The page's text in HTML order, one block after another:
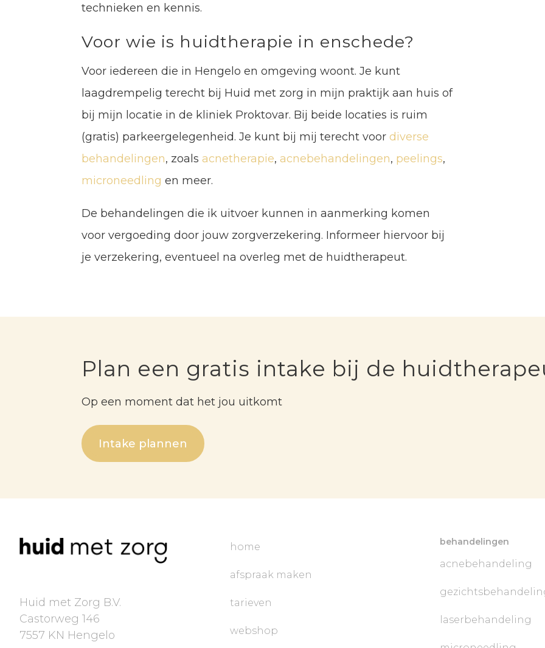
technieken en kennis.
Voor wie is huidtherapie in enschede?
Voor iedereen die in Hengelo en omgeving woont. Je kunt
laagdrempelig terecht bij Huid met zorg in mijn praktijk aan huis of
bij mijn locatie in de kliniek Proktovar. Bij beide locaties is ruim
(gratis) parkeergelegenheid. Je kunt bij mij terecht voordiverse
behandelingen, zoals acnetherapie, acnebehandelingen, peelings,
microneedling en meer.
De behandelingen die ik uitvoer kunnen in aanmerking komen
voor vergoeding door jouw zorgverzekering. Informeer hiervoor bij
je verzekering, eventueel na overleg met de huidtherapeut.
Plan een gratis intake bij de
Op een moment dat het jou uitkomt
Intake plannen
Huid met Zorg B.V.
Castorweg 146
7557 KN Hengelo
home
afspraak maken
tarieven
webshop
behandelingen
acnebehandeling
laserbehandeling